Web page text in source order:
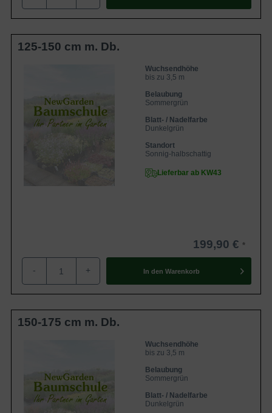
125-150 cm m. Db.
Wuchsendhöhe
bis zu 3,5 m
Belaubung
Sommergrün
Blatt- / Nadelfarbe
Dunkelgrün
Standort
Sonnig-halbschattig
Lieferbar ab KW43
199,90 €
- + In den Warenkorb
150-175 cm m. Db.
Wuchsendhöhe
bis zu 3,5 m
Belaubung
Sommergrün
Blatt- / Nadelfarbe
Dunkelgrün